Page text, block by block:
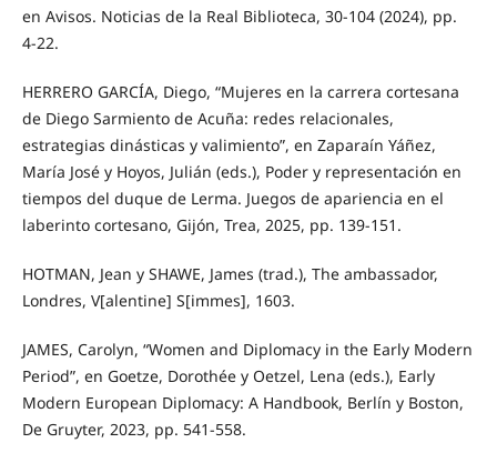
en Avisos. Noticias de la Real Biblioteca, 30-104 (2024), pp.
4-22.
HERRERO GARCÍA, Diego, “Mujeres en la carrera cortesana
de Diego Sarmiento de Acuña: redes relacionales,
estrategias dinásticas y valimiento”, en Zaparaín Yáñez,
María José y Hoyos, Julián (eds.), Poder y representación en
tiempos del duque de Lerma. Juegos de apariencia en el
laberinto cortesano, Gijón, Trea, 2025, pp. 139-151.
HOTMAN, Jean y SHAWE, James (trad.), The ambassador,
Londres, V[alentine] S[immes], 1603.
JAMES, Carolyn, “Women and Diplomacy in the Early Modern
Period”, en Goetze, Dorothée y Oetzel, Lena (eds.), Early
Modern European Diplomacy: A Handbook, Berlín y Boston,
De Gruyter, 2023, pp. 541-558.